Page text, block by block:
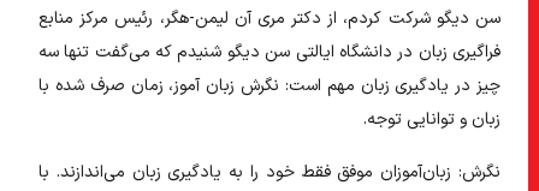
سن دیگو شرکت کردم، از دکتر مری آن لیمن-هگر، رئیس مرکز منابع
فراگیری زبان در دانشگاه ایالتی سن دیگو شنیدم که می‌گفت تنها سه
چیز در یادگیری زبان مهم است: نگرش زبان آموز، زمان صرف شده با
زبان و توانایی توجه.
نگرش: زبان‌آموزان موفق فقط خود را به یادگیری زبان می‌اندازند. با